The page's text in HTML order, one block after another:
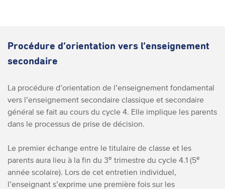
Procédure d’orientation vers l’enseignement
secondaire
La procédure d’orientation de l’enseignement fondamental
vers l’enseignement secondaire classique et secondaire
général se fait au cours du cycle 4. Elle implique les parents
dans le processus de prise de décision.
Le premier échange entre le titulaire de classe et les
parents aura lieu à la fin du 3e trimestre du cycle 4.1 (5e
année scolaire). Lors de cet entretien individuel,
l’enseignant s’exprime une première fois sur les